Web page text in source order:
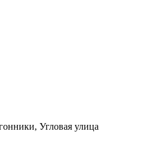
Угловая улица